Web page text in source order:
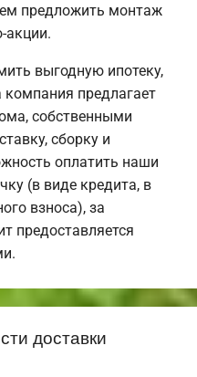
предложить монтаж
акции.
выгодную ипотеку,
предлагает
собственными
сборку и
оплатить наши
(в виде кредита, в
взноса), за
предоставляется
доставки